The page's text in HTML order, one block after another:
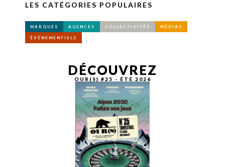
LES CATÉGORIES POPULAIRES
MARQUES AGENCES COLLECTIVITÉS MÉDIAS
ÉVÉNEMENTIELS
DÉCOUVREZ
OUR(S) #25 - ÉTÉ 2026